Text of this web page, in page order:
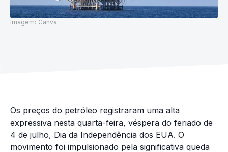
Imagem: Canva
Os preços do petróleo registraram uma alta
expressiva nesta quarta-feira, véspera do feriado de
4 de julho, Dia da Independência dos EUA. O
movimento foi impulsionado pela significativa queda